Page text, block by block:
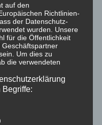
auf den
Richtlinien-
der Datenschutz-
wurden. Unsere
für die Öffentlichkeit
Um dies zu
die verwendeten
Begriffe: